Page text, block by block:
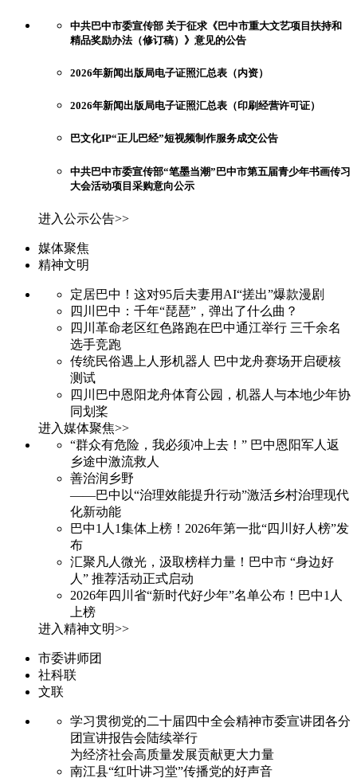
中共巴中市委宣传部 关于征求《巴中市重大文艺项目扶持和
精品奖励办法（修订稿）》意见的公告
2026年新闻出版局电子证照汇总表（内资）
2026年新闻出版局电子证照汇总表（印刷经营许可证）
巴文化IP“正儿巴经”短视频制作服务成交公告
中共巴中市委宣传部“笔墨当潮”巴中市第五届青少年书画传习
大会活动项目采购意向公示
进入公示公告>>
媒体聚焦
精神文明
定居巴中！这对95后夫妻用AI“搓出”爆款漫剧
四川巴中：千年“琵琶”，弹出了什么曲？
四川革命老区红色路跑在巴中通江举行 三千余名
选手竞跑
传统民俗遇上人形机器人 巴中龙舟赛场开启硬核
测试
四川巴中恩阳龙舟体育公园，机器人与本地少年协
同划桨
进入媒体聚焦>>
“群众有危险，我必须冲上去！” 巴中恩阳军人返
乡途中激流救人
善治润乡野
——巴中以“治理效能提升行动”激活乡村治理现代
化新动能
巴中1人1集体上榜！2026年第一批“四川好人榜”发
布
汇聚凡人微光，汲取榜样力量！巴中市 “身边好
人” 推荐活动正式启动
2026年四川省“新时代好少年”名单公布！巴中1人
上榜
进入精神文明>>
市委讲师团
社科联
文联
学习贯彻党的二十届四中全会精神市委宣讲团各分
团宣讲报告会陆续举行
为经济社会高质量发展贡献更大力量
南江县“红叶讲习堂”传播党的好声音